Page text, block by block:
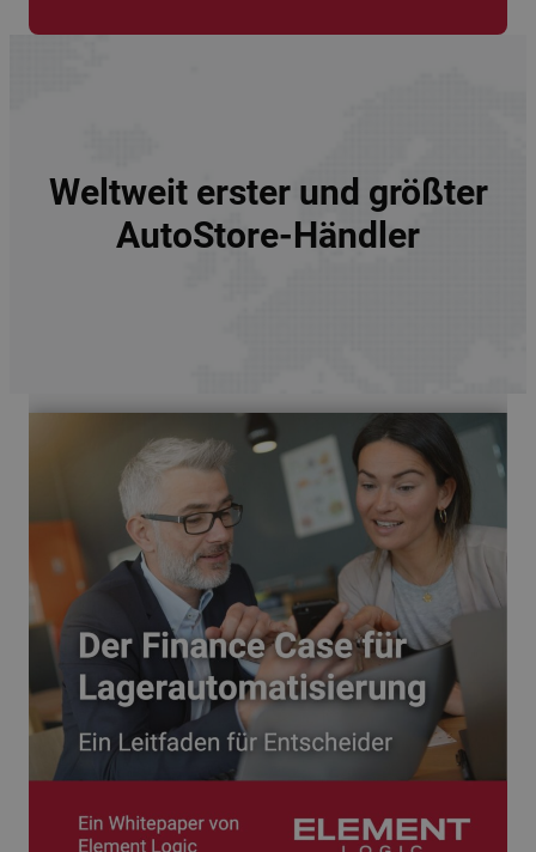
Weltweit erster und größter
AutoStore-Händler